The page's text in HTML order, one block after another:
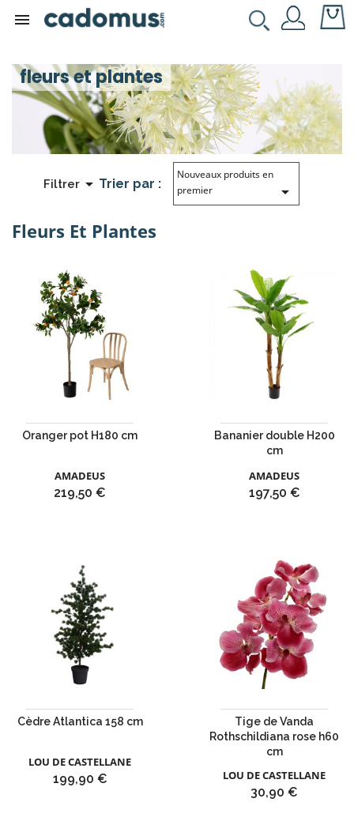

fleurs et plantes
Filtrer Trier par :
Nouveaux produits en
premier

Fleurs Et Plantes
Oranger pot H180 cm
AMADEUS
Prix
219,50 €
Bananier double H200
cm
AMADEUS
Prix
197,50 €
Cèdre Atlantica 158 cm
LOU DE CASTELLANE
Prix
199,90 €
Tige de Vanda
Rothschildiana rose h60
cm
LOU DE CASTELLANE
Prix
30,90 €